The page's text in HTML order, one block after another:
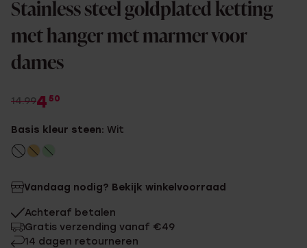
Stainless steel goldplated ketting
met hanger met marmer voor
dames
14.994 50
Basis kleur steen: Wit
Vandaag nodig? Bekijk winkelvoorraad
Achteraf betalen
Gratis verzending vanaf €49
14 dagen retourneren